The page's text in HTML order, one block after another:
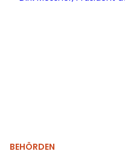
BEHÖRDEN